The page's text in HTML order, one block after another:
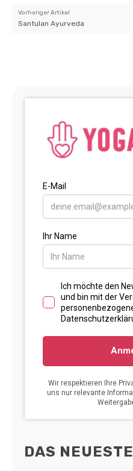
Vorheriger Artikel
Santulan Ayurveda
DAS NEUESTE